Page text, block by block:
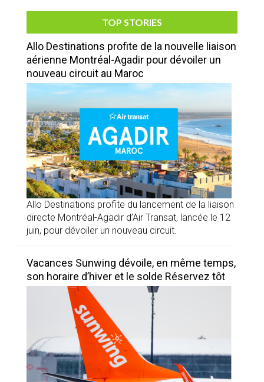
TOP STORIES
Allo Destinations profite de la nouvelle liaison
aérienne Montréal-Agadir pour dévoiler un
nouveau circuit au Maroc
Allo Destinations profite du lancement de la liaison
directe Montréal-Agadir d’Air Transat, lancée le 12
juin, pour dévoiler un nouveau circuit.
Vacances Sunwing dévoile, en même temps,
son horaire d’hiver et le solde Réservez tôt